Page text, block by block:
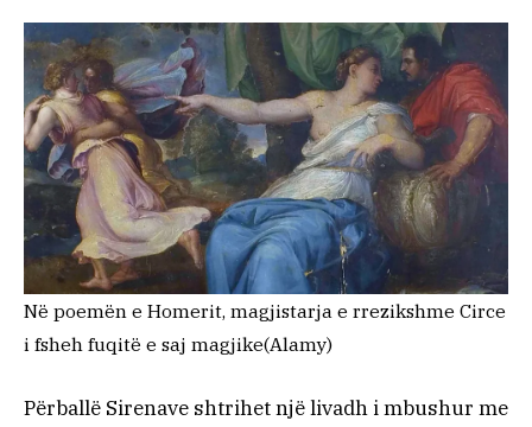
Në poemën e Homerit, magjistarja e rrezikshme Circe
i fsheh fuqitë e saj magjike(Alamy)
Përballë Sirenave shtrihet një livadh i mbushur me